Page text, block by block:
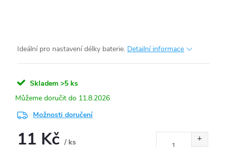
Ideální pro nastavení délky baterie. Detailní informace
Skladem >5 ks
11.8.2026
Možnosti doručení
11 Kč/ ks